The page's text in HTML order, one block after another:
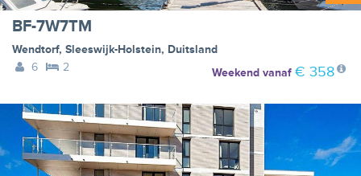
BF-7W7TM
Wendtorf, Sleeswijk-Holstein, Duitsland
6
2 Weekendvanaf € 358